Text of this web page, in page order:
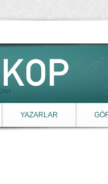
YAZARLAR